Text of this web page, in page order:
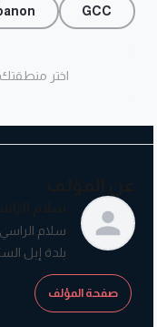
GCC
اختر منطقتك
بلدة إبل
صفحة المؤلف